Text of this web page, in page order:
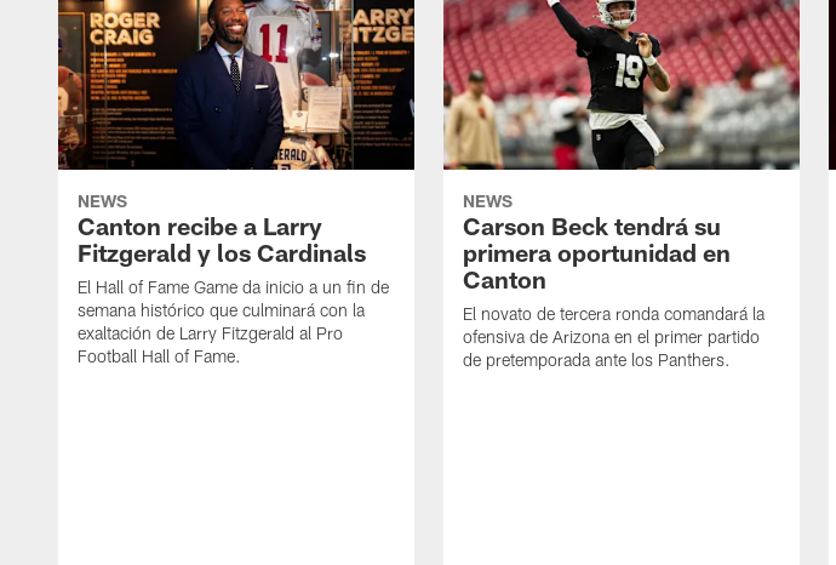
NEWS
Canton recibe a Larry
Fitzgerald y los Cardinals
El Hall of Fame Game da inicio a un fin de
semana histórico que culminará con la
exaltación de Larry Fitzgerald al Pro
Football Hall of Fame.
NEWS
Carson Beck tendrá su
primera oportunidad en
Canton
El novato de tercera ronda comandará la
ofensiva de Arizona en el primer partido
de pretemporada ante los Panthers.